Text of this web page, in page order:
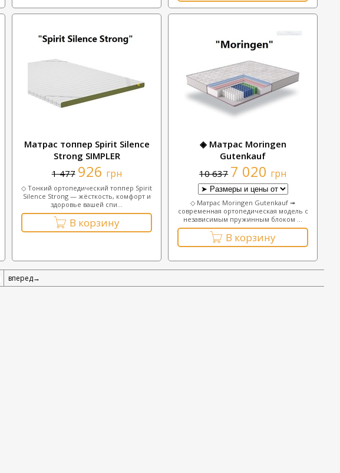
Матрас топпер Spirit Silence
Strong SIMPLER
1 477 926 грн
◇ Тонкий ортопедический топпер Spirit
Silence Strong — жёсткость, комфорт и
здоровье вашей спи...
В корзину
◈ Матрас Moringen
Gutenkauf
10 637 7 020 грн
◇ Матрас Moringen Gutenkauf ➟
современная ортопедическая модель с
независимым пружинным блоком ...
В корзину
вперед→